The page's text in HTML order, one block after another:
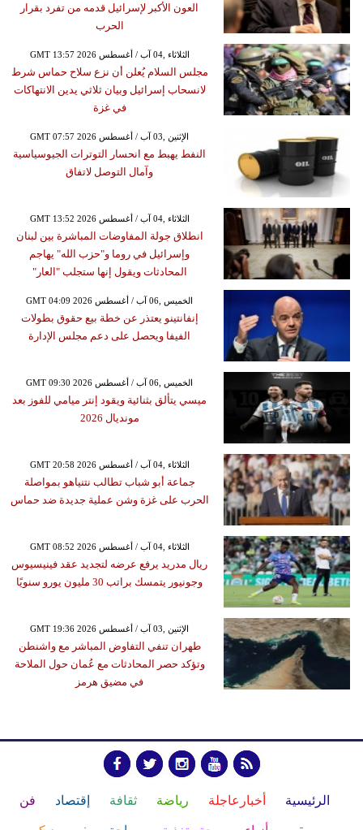
العون الأكبر لإسرائيل قدمه من تفرد بقرار
الحرب
GMT 13:57 2026 الثلاثاء ,04 آب / أغسطس
مجلس السلام يُعلن أن نزع سلاح حماس شرط
لانسحاب إسرائيل وبيان ثلاثي يدين الانتهاكات
في غزة
GMT 07:57 2026 الإثنين ,03 آب / أغسطس
النفط يهبط مع انحسار التوترات الجيوسياسية
وآمال التوصل لاتفاق
GMT 13:52 2026 الثلاثاء ,04 آب / أغسطس
انطلاق جولة المفاوضات المباشرة بين لبنان
وإسرائيل في روما و"حزب الله" يهاجم
المحادثات ويقول إنها ستجلب "العار"
GMT 04:09 2026 الخميس ,06 آب / أغسطس
إنفانتينو يعتذر عن خطة بيع حقوق بطولات
الفيفا ويحصل على دعم مجلس الإدارة
GMT 09:30 2026 الخميس ,06 آب / أغسطس
ميسي يتألق بثنائية ويقود إنتر ميامي للفوز بعد
مونديال 2026
GMT 20:58 2026 الثلاثاء ,04 آب / أغسطس
جماعة أبو شباب تطالب نتنياهو بمواصلة
الحرب على غزة وشن عملية جديدة ضد حماس
GMT 08:52 2026 الثلاثاء ,04 آب / أغسطس
ريال مدريد يرفع عرضه لتجديد عقد فينيسيوس
وجونيور يتمسك براتب 30 مليون يورو سنويًا
GMT 19:36 2026 الإثنين ,03 آب / أغسطس
طهران تنفي التفاوض المباشر مع واشنطن
وتؤكد حصر المحادثات مع عُمان حول الملاحة
في مضيق هرمز
الرئيسية أخبارعاجلة رياضة ثقافة إقتصاد فن